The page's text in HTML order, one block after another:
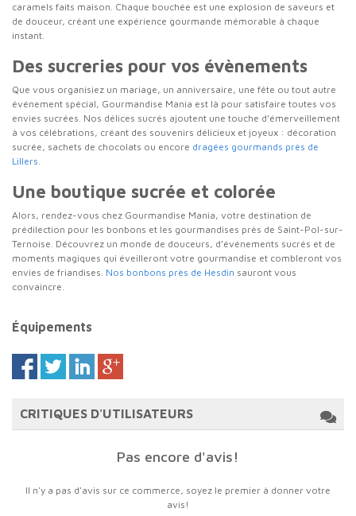
caramels faits maison. Chaque bouchée est une explosion de saveurs et
de douceur, créant une expérience gourmande mémorable à chaque
instant.
Des sucreries pour vos évènements
Que vous organisiez un mariage, un anniversaire, une fête ou tout autre
événement spécial, Gourmandise Mania est là pour satisfaire toutes vos
envies sucrées. Nos délices sucrés ajoutent une touche d’émerveillement
à vos célébrations, créant des souvenirs délicieux et joyeux : décoration
sucrée, sachets de chocolats ou encore dragées gourmands près de
Lillers.
Une boutique sucrée et colorée
Alors, rendez-vous chez Gourmandise Mania, votre destination de
prédilection pour les bonbons et les gourmandises près de Saint-Pol-sur-
Ternoise. Découvrez un monde de douceurs, d’événements sucrés et de
moments magiques qui éveilleront votre gourmandise et combleront vos
envies de friandises. Nos bonbons près de Hesdin sauront vous
convaincre.
Équipements
CRITIQUES D'UTILISATEURS
Pas encore d'avis!
Il n'y a pas d'avis sur ce commerce, soyez le premier à donner votre
avis!